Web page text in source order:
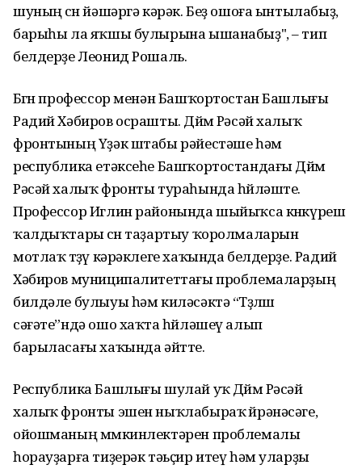
шуның өсөн йәшәргә кәрәк. Беҙ ошоға ынтылабыҙ,
барыһы ла яҡшы булырына ышанабыҙ", – тип
белдерҙе Леонид Рошаль.
Бөгөн профессор менән Башҡортостан Башлығы
Радий Хәбиров осрашты. Дөйөм Рәсәй халыҡ
фронтының Үҙәк штабы рәйестәше һәм
республика етәксеһе Башҡортостандағы Дөйөм
Рәсәй халыҡ фронты тураһында һөйләште.
Профессор Иглин районында шыйыҡса көнкүреш
ҡалдыҡтары өсөн таҙартыу ҡоролмаларын
мотлаҡ төҙөү кәрәклеге хаҡында белдерҙе. Радий
Хәбиров муниципалитеттағы проблемаларҙың
билдәле булыуы һәм киләсәктә “Төҙөлөш
сәғәте”ндә ошо хаҡта һөйләшеү алып
барыласағы хаҡында әйтте.
Республика Башлығы шулай уҡ Дөйөм Рәсәй
халыҡ фронты эшен ныҡлабыраҡ өйрәнәсәге,
ойошманың мөмкинлектәрен проблемалы
һорауҙарға тиҙерәк тәьҫир итеү һәм уларҙы